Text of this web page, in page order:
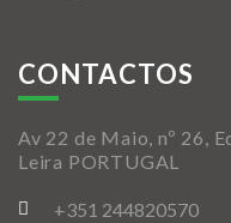
CONTACTOS
Av 22 de Maio, nº 26,
Leira PORTUGAL
+351 244820570